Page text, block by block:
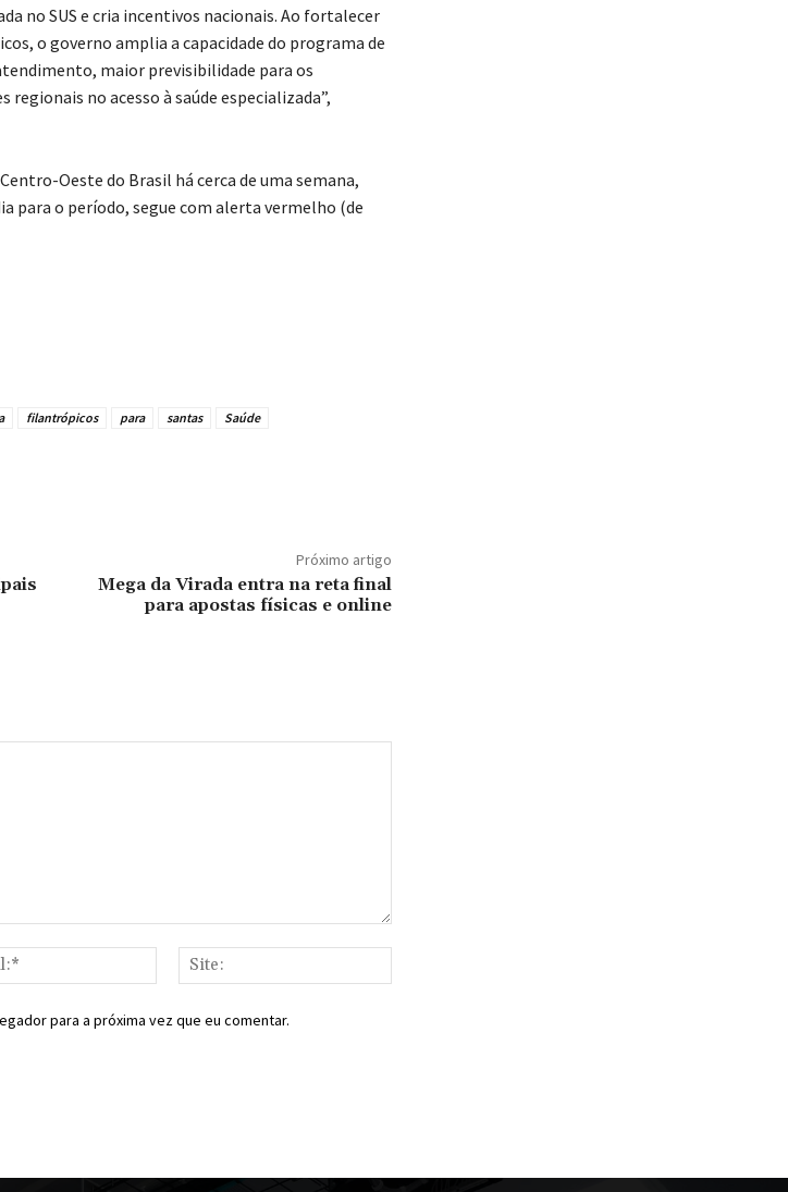
no SUS e cria incentivos nacionais. Ao fortalecer
o governo amplia a capacidade do programa de
maior previsibilidade para os
regionais no acesso à saúde especializada”,
Oeste do Brasil há cerca de uma semana,
para o período, segue com alerta vermelho (de
filantrópicos para santas Saúde
Próximo artigo
Mega da Virada entra na reta final
para apostas físicas e online
mail:*
para a próxima vez que eu comentar.